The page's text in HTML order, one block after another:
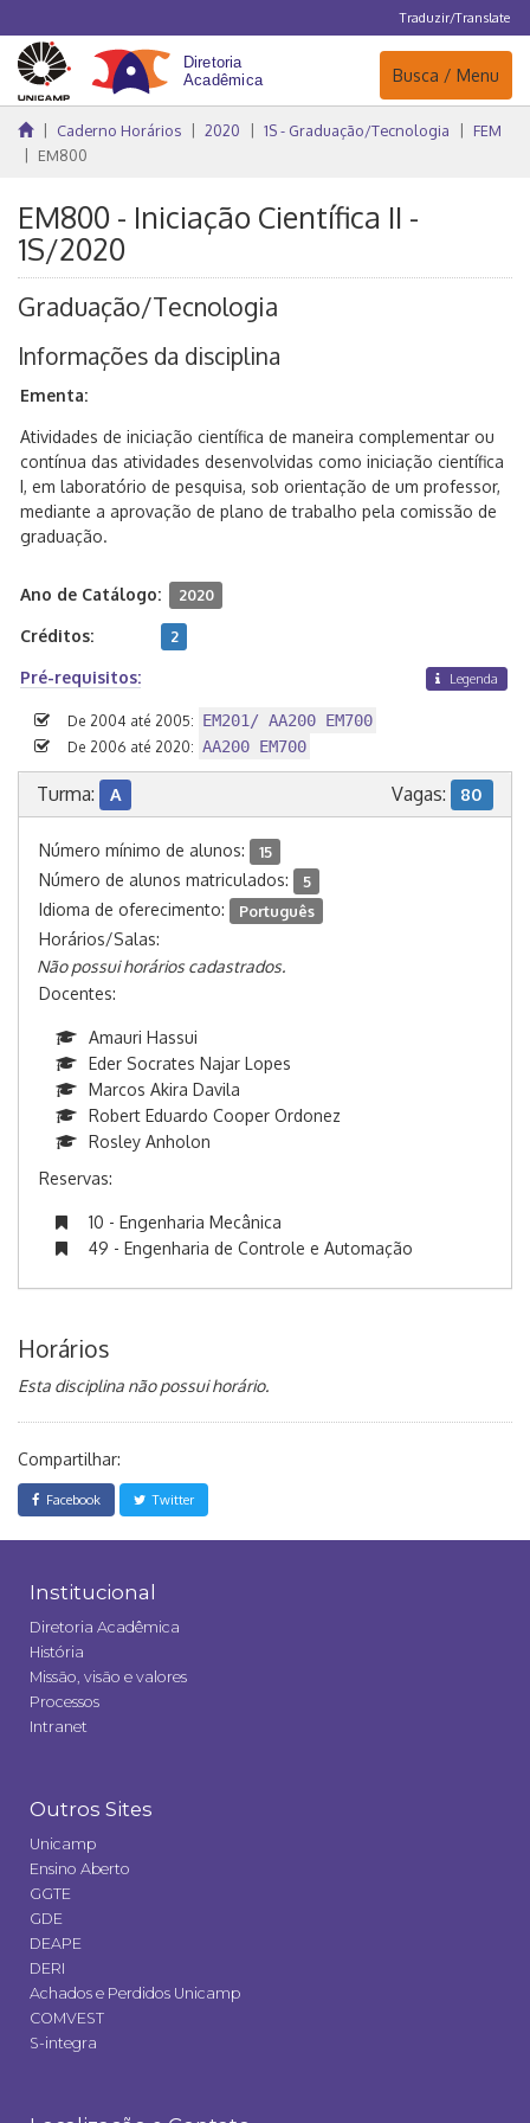
Traduzir/Translate
Navegação
Busca / Menu
Caderno Horários 2020 1S - Graduação/Tecnologia
FEM
EM800
EM800 - Iniciação Científica II -
1S/2020
Graduação/Tecnologia
Informações da disciplina
Ementa:
Atividades de iniciação científica de maneira complementar ou
contínua das atividades desenvolvidas como iniciação científica
I, em laboratório de pesquisa, sob orientação de um professor,
mediante a aprovação de plano de trabalho pela comissão de
graduação.
Ano de Catálogo: 2020
Créditos: 2
Pré-requisitos: Legenda
De 2004 até 2005: EM201/ AA200 EM700
De 2006 até 2020: AA200 EM700
Turma: A Vagas: 80
Número mínimo de alunos: 15
Número de alunos matriculados: 5
Idioma de oferecimento: Português
Horários/Salas:
Não possui horários cadastrados.
Docentes:
Amauri Hassui
Eder Socrates Najar Lopes
Marcos Akira Davila
Robert Eduardo Cooper Ordonez
Rosley Anholon
Reservas:
10 - Engenharia Mecânica
49 - Engenharia de Controle e Automação
Horários
Esta disciplina não possui horário.
Compartilhar:
Facebook Twitter
Institucional
Diretoria Acadêmica
História
Missão, visão e valores
Processos
Intranet
Outros Sites
Unicamp
Ensino Aberto
GGTE
GDE
DEAPE
DERI
Achados e Perdidos Unicamp
COMVEST
S-integra